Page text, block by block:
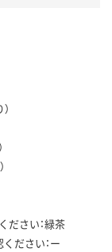
さい：緑茶
ださい：ー